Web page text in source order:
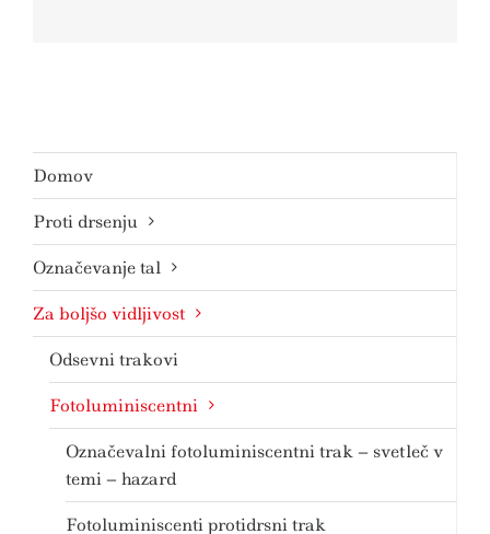
Domov
Proti drsenju
Označevanje tal
Za boljšo vidljivost
Odsevni trakovi
Fotoluminiscentni
Označevalni fotoluminiscentni trak – svetleč v
temi – hazard
Fotoluminiscenti protidrsni trak